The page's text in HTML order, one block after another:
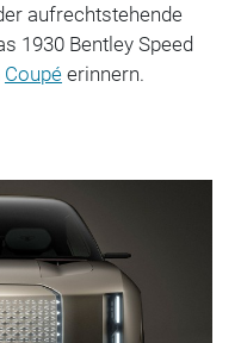
aufrechtstehende
1930 Bentley Speed
Coupéerinnern.